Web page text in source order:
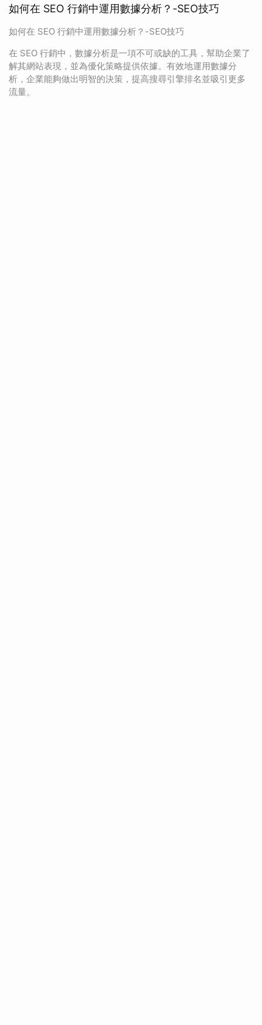
如何在 SEO 行銷中運用數據分析？-SEO技巧
如何在 SEO 行銷中運用數據分析？-SEO技巧
在 SEO 行銷中，數據分析是一項不可或缺的工具，幫助企業了
解其網站表現，並為優化策略提供依據。有效地運用數據分
析，企業能夠做出明智的決策，提高搜尋引擎排名並吸引更多
流量。